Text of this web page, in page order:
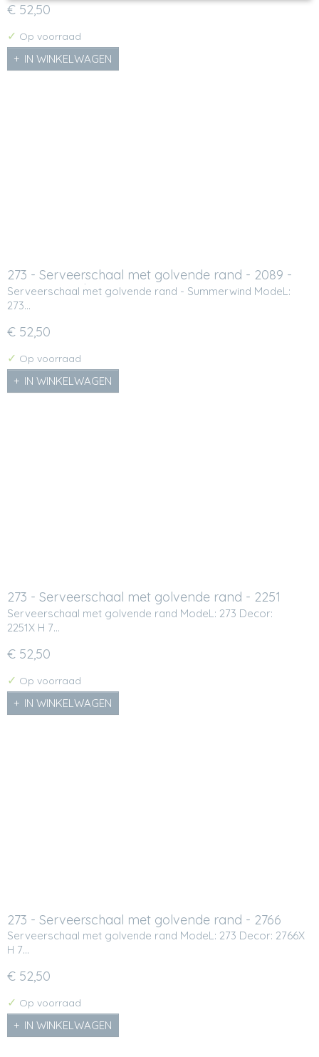
€ 52,50
✓ Op voorraad
IN WINKELWAGEN
273 - Serveerschaal met golvende rand - 2089 -
Summerwind
Serveerschaal met golvende rand - Summerwind ModeL:
273…
€ 52,50
✓ Op voorraad
IN WINKELWAGEN
273 - Serveerschaal met golvende rand - 2251
Serveerschaal met golvende rand ModeL: 273 Decor:
2251X H 7…
€ 52,50
✓ Op voorraad
IN WINKELWAGEN
273 - Serveerschaal met golvende rand - 2766
Serveerschaal met golvende rand ModeL: 273 Decor: 2766X
H 7…
€ 52,50
✓ Op voorraad
IN WINKELWAGEN